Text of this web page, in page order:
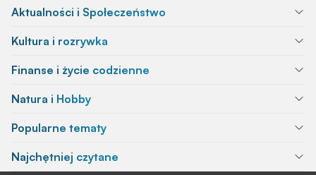
Aktualności i Społeczeństwo
Kultura i rozrywka
Finanse i życie codzienne
Natura i Hobby
Popularne tematy
Najchętniej czytane